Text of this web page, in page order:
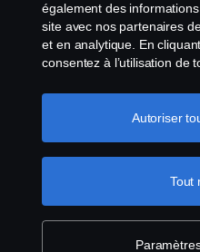
© Copyright Scania 2026 All
Scania Luxembourg - Rue
L-5365 Münsbach- Tél: +352
également des
site avec nos partenaires
et en analytique. En
consentez à l’utilisation de
cookies en cliquant sur «
sélectionnant les
Pour
protection de votre vie
Tout
Autoriser